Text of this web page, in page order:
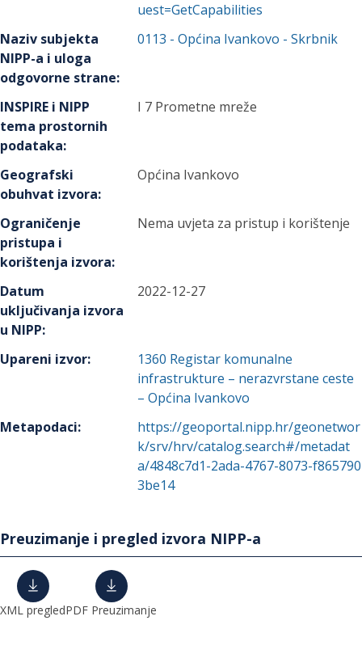
uest=GetCapabilities
Naziv subjekta
NIPP-a i uloga
odgovorne strane:
0113 -Općina Ivankovo - Skrbnik
INSPIRE i NIPP
tema prostornih
podataka:
I 7 Prometne mreže
Geografski
obuhvat izvora:
Općina Ivankovo
Ograničenje
pristupa i
korištenja izvora:
Nema uvjeta za pristup i korištenje
Datum
uključivanja izvora
u NIPP:
2022-12-27
Upareni izvor: 1360 Registar komunalne
infrastrukture – nerazvrstane ceste
– Općina Ivankovo
Metapodaci:
https://geoportal.nipp.hr/geonetwor
k/srv/hrv/catalog.search#/metadat
a/4848c7d1-2ada-4767-8073-f865790
3be14
Preuzimanje i pregled izvora NIPP-a
XML pregledPDF Preuzimanje